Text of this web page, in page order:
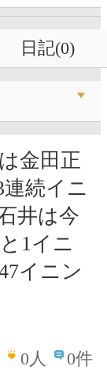
日記(0)
金田正
続イニ
井は今
1イニ
イニン
0人 0件